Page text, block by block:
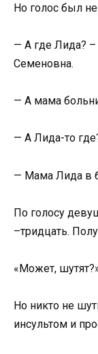
Но голос был
— А где Лида? –
Семеновна.
— А мама
— А Лида-то
— Мама Лида в
По голосу
–тридцать.
«Может,
Но никто не
инсультом и